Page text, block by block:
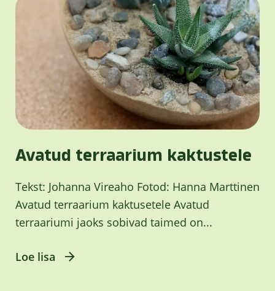
Avatud terraarium kaktustele
Tekst: Johanna Vireaho Fotod: Hanna Marttinen
Avatud terraarium kaktusetele Avatud
terraariumi jaoks sobivad taimed on...
Loe lisa